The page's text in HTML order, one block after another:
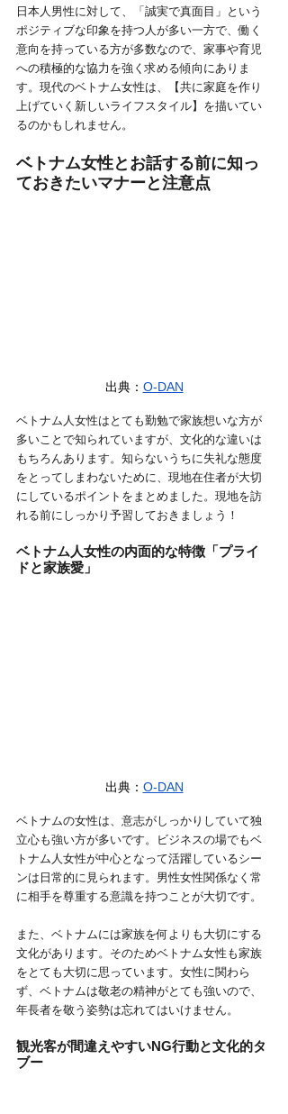
日本人男性に対して、「誠実で真面目」という
ポジティブな印象を持つ人が多い一方で、働く
意向を持っている方が多数なので、家事や育児
への積極的な協力を強く求める傾向にありま
す。現代のベトナム女性は、【共に家庭を作り
上げていく新しいライフスタイル】を描いてい
るのかもしれません。
ベトナム女性とお話する前に知っ
ておきたいマナーと注意点
出典： O-DAN
ベトナム人女性はとても勤勉で家族想いな方が
多いことで知られていますが、文化的な違いは
もちろんあります。知らないうちに失礼な態度
をとってしまわないために、現地在住者が大切
にしているポイントをまとめました。現地を訪
れる前にしっかり予習しておきましょう！
ベトナム人女性の内面的な特徴「プライ
ドと家族愛」
出典： O-DAN
ベトナムの女性は、意志がしっかりしていて独
立心も強い方が多いです。ビジネスの場でもベ
トナム人女性が中心となって活躍しているシー
ンは日常的に見られます。男性女性関係なく常
に相手を尊重する意識を持つことが大切です。
また、ベトナムには家族を何よりも大切にする
文化があります。そのためベトナム女性も家族
をとても大切に思っています。女性に関わら
ず、ベトナムは敬老の精神がとても強いので、
年長者を敬う姿勢は忘れてはいけません。
観光客が間違えやすいNG行動と文化的タ
ブー